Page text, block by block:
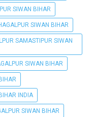
SIWAN BIHAR
SIWAN BIHAR
SAMASTIPUR SIWAN
SIWAN BIHAR
INDIA
SIWAN BIHAR